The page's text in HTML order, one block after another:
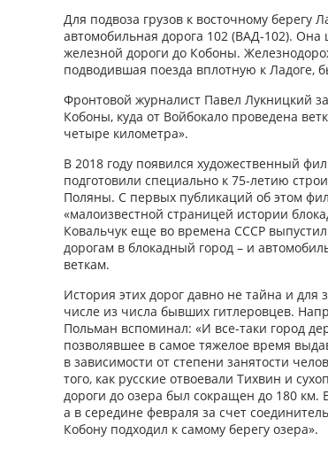
Для подвоза грузов к восточному берегу
автомобильная дорога 102 (ВАД-102).
железной дороги до Кобоны.
подводившая поезда вплотную к Ладоге,
Фронтовой журналист Павел Лукницкий
Кобоны, куда от Войбокало проведена
четыре километра».
В 2018 году появился художественный
подготовили специально к 75-летию
Поляны. С первых публикаций об этом
«малоизвестной страницей истории
Ковальчук еще во времена СССР
дорогам в блокадный город – и
веткам.
История этих дорог давно не тайна и для
числе из числа бывших гитлеровцев.
Польман вспоминал: «И все-таки город
позволявшее в самое тяжелое время
в зависимости от степени занятости
того, как русские отвоевали Тихвин и
дороги до озера был сокращен до 180 км.
а в середине февраля за счет
Кобону подходил к самому берегу озера».